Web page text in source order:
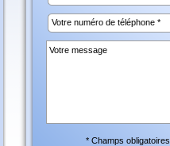
* Champs obligatoires